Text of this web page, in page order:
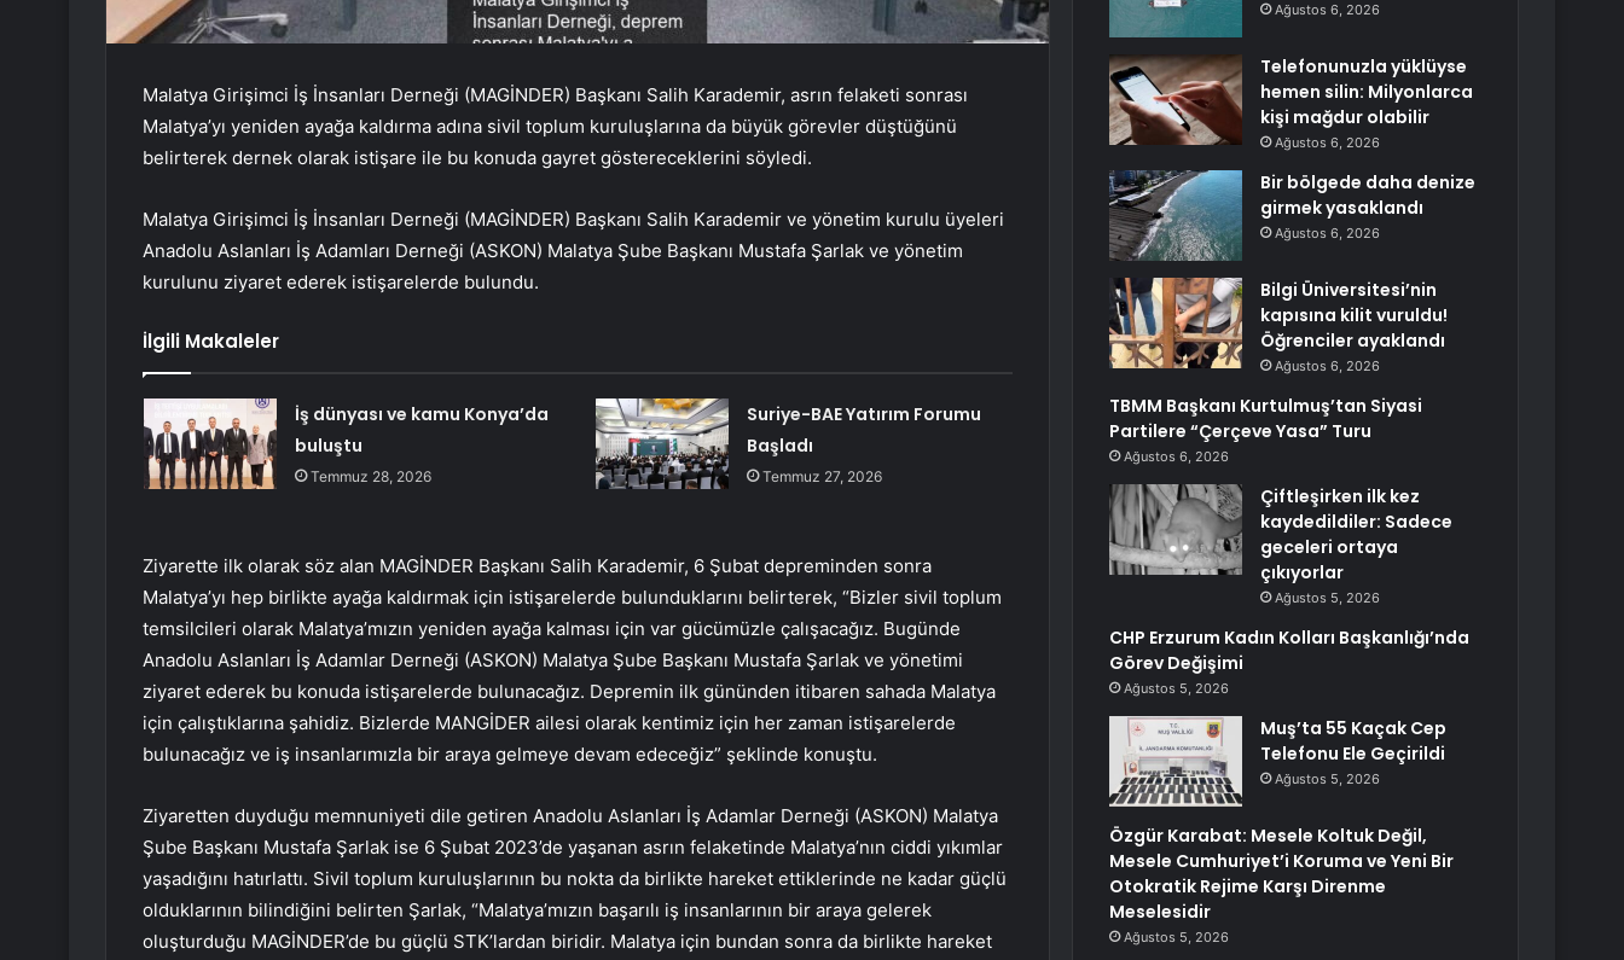
Malatya Girişimci İş İnsanları Derneği (MAGİNDER) Başkanı Salih Karademir, asrın felaketi sonrası
Malatya’yı yeniden ayağa kaldırma adına sivil toplum kuruluşlarına da büyük görevler düştüğünü
belirterek dernek olarak istişare ile bu konuda gayret göstereceklerini söyledi.
Malatya Girişimci İş İnsanları Derneği (MAGİNDER) Başkanı Salih Karademir ve yönetim kurulu üyeleri
Anadolu Aslanları İş Adamları Derneği (ASKON) Malatya Şube Başkanı Mustafa Şarlak ve yönetim
kurulunu ziyaret ederek istişarelerde bulundu.
İlgili Makaleler
İş dünyası ve kamu Konya’da
buluştu
Temmuz 28, 2026
Suriye-BAE Yatırım Forumu
Başladı
Temmuz 27, 2026
Ziyarette ilk olarak söz alan MAGİNDER Başkanı Salih Karademir, 6 Şubat depreminden sonra
Malatya’yı hep birlikte ayağa kaldırmak için istişarelerde bulunduklarını belirterek, “Bizler sivil toplum
temsilcileri olarak Malatya’mızın yeniden ayağa kalması için var gücümüzle çalışacağız. Bugünde
Anadolu Aslanları İş Adamlar Derneği (ASKON) Malatya Şube Başkanı Mustafa Şarlak ve yönetimi
ziyaret ederek bu konuda istişarelerde bulunacağız. Depremin ilk gününden itibaren sahada Malatya
için çalıştıklarına şahidiz. Bizlerde MANGİDER ailesi olarak kentimiz için her zaman istişarelerde
bulunacağız ve iş insanlarımızla bir araya gelmeye devam edeceğiz” şeklinde konuştu.
Ziyaretten duyduğu memnuniyeti dile getiren Anadolu Aslanları İş Adamlar Derneği (ASKON) Malatya
Şube Başkanı Mustafa Şarlak ise 6 Şubat 2023’de yaşanan asrın felaketinde Malatya’nın ciddi yıkımlar
yaşadığını hatırlattı. Sivil toplum kuruluşlarının bu nokta da birlikte hareket ettiklerinde ne kadar güçlü
olduklarının bilindiğini belirten Şarlak, “Malatya’mızın başarılı iş insanlarının bir araya gelerek
oluşturduğu MAGİNDER’de bu güçlü STK’lardan biridir. Malatya için bundan sonra da birlikte hareket
Ağustos 6, 2026
Telefonunuzla yüklüyse
hemen silin: Milyonlarca
kişi mağdur olabilir
Ağustos 6, 2026
Bir bölgede daha denize
girmek yasaklandı
Ağustos 6, 2026
Bilgi Üniversitesi’nin
kapısına kilit vuruldu!
Öğrenciler ayaklandı
Ağustos 6, 2026
TBMM Başkanı Kurtulmuş’tan Siyasi
Partilere “Çerçeve Yasa” Turu
Ağustos 6, 2026
Çiftleşirken ilk kez
kaydedildiler: Sadece
geceleri ortaya
çıkıyorlar
Ağustos 5, 2026
CHP Erzurum Kadın Kolları Başkanlığı’nda
Görev Değişimi
Ağustos 5, 2026
Muş’ta 55 Kaçak Cep
Telefonu Ele Geçirildi
Ağustos 5, 2026
Özgür Karabat: Mesele Koltuk Değil,
Mesele Cumhuriyet’i Koruma ve Yeni Bir
Otokratik Rejime Karşı Direnme
Meselesidir
Ağustos 5, 2026